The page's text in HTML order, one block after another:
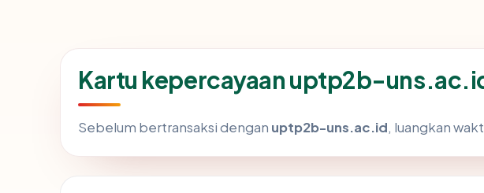
Kartu kepercayaan uptp2b-
Sebelum bertransaksi dengan uptp2b-uns.ac.id, luangkan